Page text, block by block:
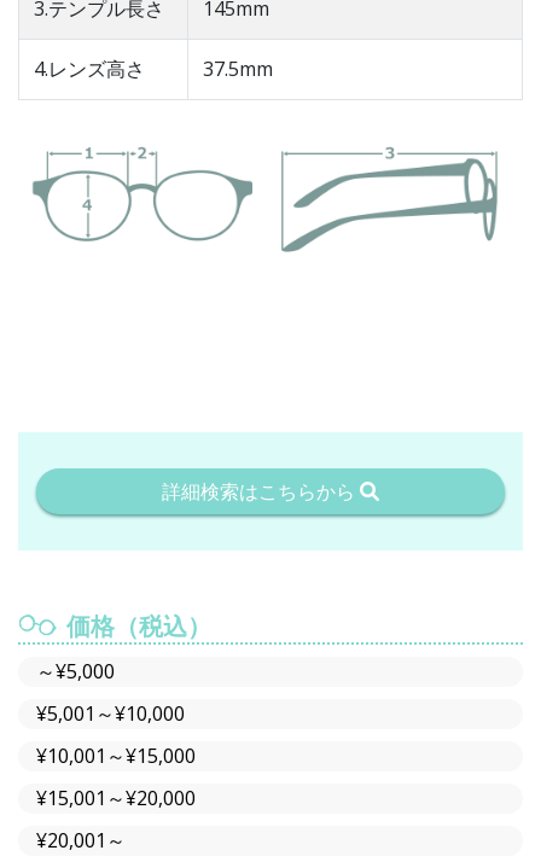
3.テンプル長さ 145mm
4.レンズ高さ 37.5mm
詳細検索はこちらから
価格（税込）
～¥5,000
¥5,001～¥10,000
¥10,001～¥15,000
¥15,001～¥20,000
¥20,001～